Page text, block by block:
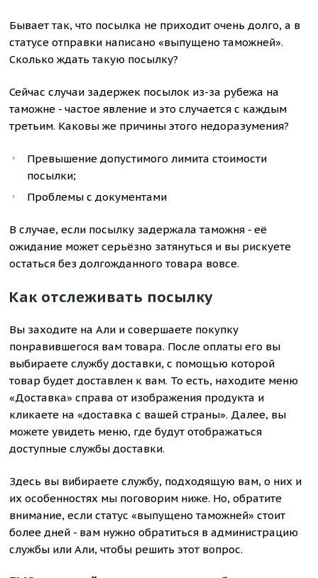
Бывает так, что посылка не приходит очень долго, а в
статусе отправки написано «выпущено таможней».
Сколько ждать такую посылку?
Сейчас случаи задержек посылок из-за рубежа на
таможне - частое явление и это случается с каждым
третьим. Каковы же причины этого недоразумения?
Превышение допустимого лимита стоимости
посылки;
Проблемы с документами
В случае, если посылку задержала таможня - её
ожидание может серьёзно затянуться и вы рискуете
остаться без долгожданного товара вовсе.
Как отслеживать посылку
Вы заходите на Али и совершаете покупку
понравившегося вам товара. После оплаты его вы
выбираете службу доставки, с помощью которой
товар будет доставлен к вам. То есть, находите меню
«Доставка» справа от изображения продукта и
кликаете на «доставка с вашей страны». Далее, вы
можете увидеть меню, где будут отображаться
доступные службы доставки.
Здесь вы вибираете службу, подходящую вам, о них и
их особенностях мы поговорим ниже. Но, обратите
внимание, если статус «выпущено таможней» стоит
более дней - вам нужно обратиться в администрацию
службы или Али, чтобы решить этот вопрос.